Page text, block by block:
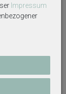
Impressum